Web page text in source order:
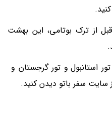
از ترک بوتامی، این بهشت
تور استانبولو تور گرجستان و
سايت سفر باتو ديدن كنيد.